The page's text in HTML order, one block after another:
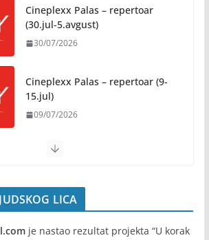
novo poglavlje za Banju Luku:
prvu senzornu baštu u Republici
Banja Luka domaćin „Vespa
susreta“ od 7. do 9. avgusta
Cineplexx Palas – repertoar
(30.jul-5.avgust)
30/07/2026
Cineplexx Palas – repertoar (9-
15.jul)
09/07/2026
LICA
je nastao rezultat projekta “U korak